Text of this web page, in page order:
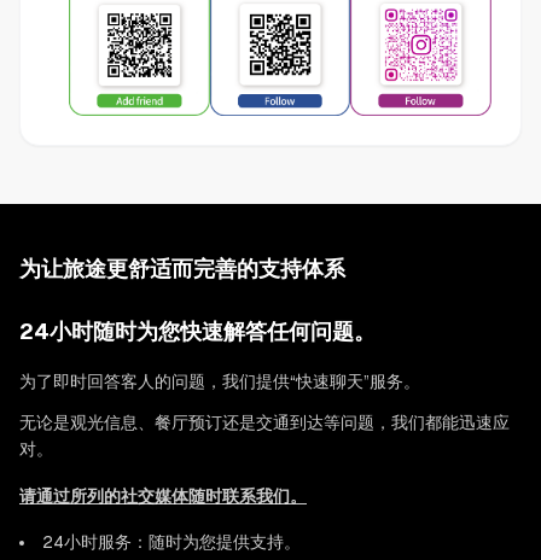
为让旅途更舒适而完善的支持体系
24小时随时为您快速解答任何问题。
为了即时回答客人的问题，我们提供“快速聊天”服务。
无论是观光信息、餐厅预订还是交通到达等问题，我们都能迅速应
对。
请通过所列的社交媒体随时联系我们。
24小时服务：随时为您提供支持。